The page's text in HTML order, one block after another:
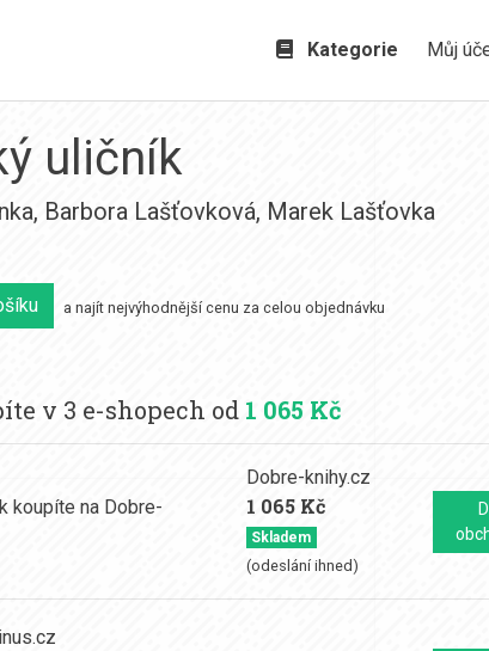
Kategorie Můj
uličník
, Barbora Lašťovková, Marek Lašťovka
a najít nejvýhodnější cenu za celou objednávku
v 3 e-shopech od 1 065 Kč
Dobre-knihy.cz
1 065 Kč
Skladem
(odeslání ihned)